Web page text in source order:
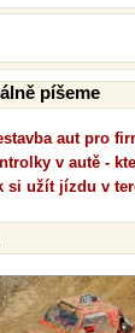
píšeme
aut pro
v autě -
si užít jízdu v